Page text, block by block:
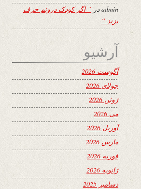
adminدر ” اگر کودک درونم حرف
بزند “
آرشیو
آگوست 2026
جولای 2026
ژوئن 2026
می 2026
آوریل 2026
مارس 2026
فوریه 2026
ژانویه 2026
دسامبر 2025